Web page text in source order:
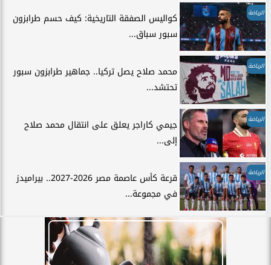
الرياضة
كواليس الصفقة التاريخية: كيف حسم طرابزون
سبور سباق...
الرياضة
محمد صلاح يصل تركيا.. جماهير طرابزون سبور
تحتشد...
الرياضة
جيمي كاراجر يعلق على انتقال محمد صلاح
إلى...
الرياضة
قرعة كأس عاصمة مصر 2026-2027.. بيراميدز
في مجموعة...